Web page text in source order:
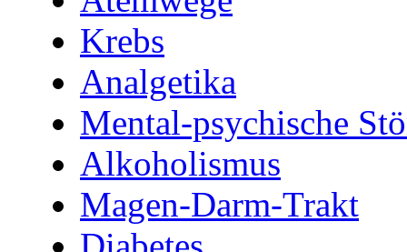
Krebs
Analgetika
Mental-psychische
Alkoholismus
Magen-Darm-Trakt